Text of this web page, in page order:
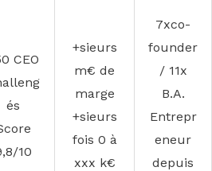
CEO
és
10
+sieurs
m€ de
marge
+sieurs
fois 0 à
xxx k€
7xco-
founder
/ 11x
B.A.
Entrepr
eneur
depuis